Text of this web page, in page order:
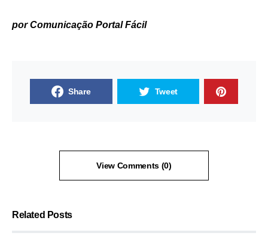
por Comunicação Portal Fácil
Share Tweet
View Comments (0)
Related Posts